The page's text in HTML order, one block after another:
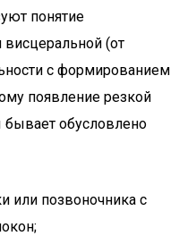
понятие
(от
с формированием
появление резкой
обусловлено
или позвоночника с